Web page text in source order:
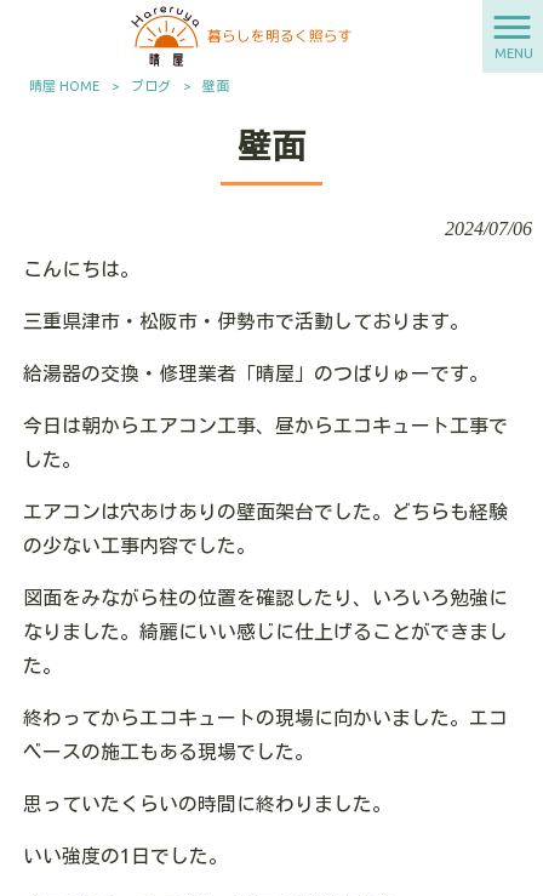
MENU
晴屋 HOME > ブログ > 壁面
壁面
2024/07/06
こんにちは。
三重県津市・松阪市・伊勢市で活動しております。
給湯器の交換・修理業者「晴屋」のつばりゅーです。
今日は朝からエアコン工事、昼からエコキュート工事で
した。
エアコンは穴あけありの壁面架台でした。どちらも経験
の少ない工事内容でした。
図面をみながら柱の位置を確認したり、いろいろ勉強に
なりました。綺麗にいい感じに仕上げることができまし
た。
終わってからエコキュートの現場に向かいました。エコ
ベースの施工もある現場でした。
思っていたくらいの時間に終わりました。
いい強度の1日でした。